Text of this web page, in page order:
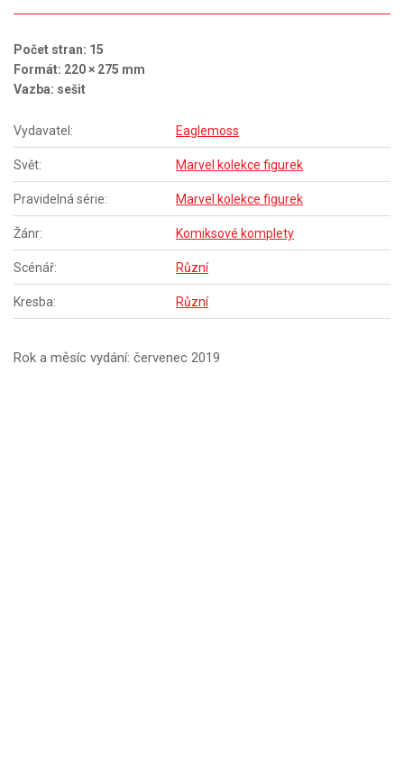
Počet stran: 15
Formát: 220 × 275 mm
Vazba: sešit
Vydavatel: Eaglemoss
Svět: Marvel kolekce figurek
Pravidelná série: Marvel kolekce figurek
Žánr: Komiksové komplety
Scénář: Různí
Kresba: Různí
Rok a měsíc vydání: červenec 2019